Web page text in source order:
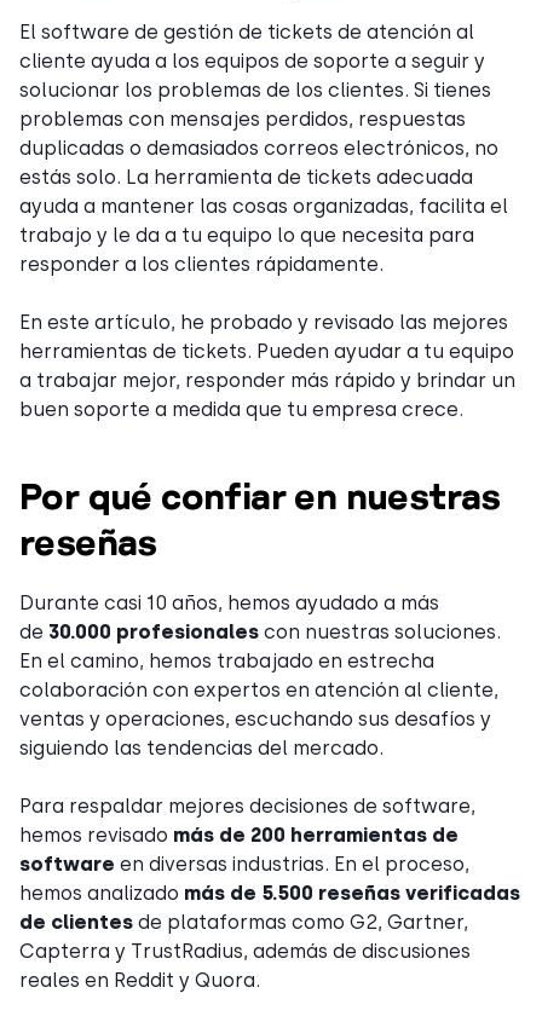
El software de gestión de tickets de atención al
cliente ayuda a los equipos de soporte a seguir y
solucionar los problemas de los clientes. Si tienes
problemas con mensajes perdidos, respuestas
duplicadas o demasiados correos electrónicos, no
estás solo. La herramienta de tickets adecuada
ayuda a mantener las cosas organizadas, facilita el
trabajo y le da a tu equipo lo que necesita para
responder a los clientes rápidamente.
En este artículo, he probado y revisado las mejores
herramientas de tickets. Pueden ayudar a tu equipo
a trabajar mejor, responder más rápido y brindar un
buen soporte a medida que tu empresa crece.
Por qué confiar en nuestras
reseñas
Durante casi 10 años, hemos ayudado a más
de 30.000 profesionales con nuestras soluciones.
En el camino, hemos trabajado en estrecha
colaboración con expertos en atención al cliente,
ventas y operaciones, escuchando sus desafíos y
siguiendo las tendencias del mercado.
Para respaldar mejores decisiones de software,
hemos revisado más de 200 herramientas de
software en diversas industrias. En el proceso,
hemos analizado más de 5.500 reseñas verificadas
de clientes de plataformas como G2, Gartner,
Capterra y TrustRadius, además de discusiones
reales en Reddit y Quora.